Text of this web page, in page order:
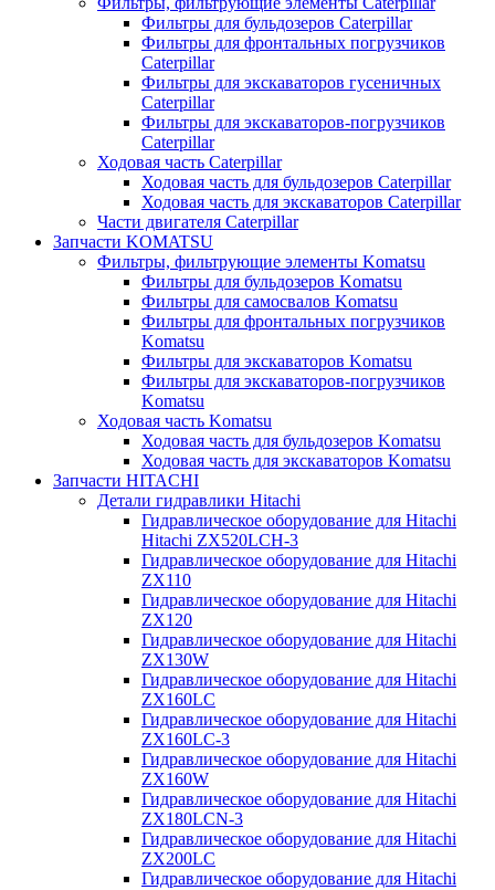
Фильтры для бульдозеров Caterpillar
Фильтры для фронтальных погрузчиков
Caterpillar
Фильтры для экскаваторов гусеничных
Caterpillar
Фильтры для экскаваторов-погрузчиков
Caterpillar
Ходовая часть Caterpillar
Ходовая часть для бульдозеров Caterpillar
Ходовая часть для экскаваторов Caterpillar
Части двигателя Caterpillar
Запчасти KOMATSU
Фильтры, фильтрующие элементы Komatsu
Фильтры для бульдозеров Komatsu
Фильтры для самосвалов Komatsu
Фильтры для фронтальных погрузчиков
Komatsu
Фильтры для экскаваторов Komatsu
Фильтры для экскаваторов-погрузчиков
Komatsu
Ходовая часть Komatsu
Ходовая часть для бульдозеров Komatsu
Ходовая часть для экскаваторов Komatsu
Запчасти HITACHI
Детали гидравлики Hitachi
Гидравлическое оборудование для Hitachi
Hitachi ZX520LCH-3
Гидравлическое оборудование для Hitachi
ZX110
Гидравлическое оборудование для Hitachi
ZX120
Гидравлическое оборудование для Hitachi
ZX130W
Гидравлическое оборудование для Hitachi
ZX160LC
Гидравлическое оборудование для Hitachi
ZX160LC-3
Гидравлическое оборудование для Hitachi
ZX160W
Гидравлическое оборудование для Hitachi
ZX180LCN-3
Гидравлическое оборудование для Hitachi
ZX200LC
Гидравлическое оборудование для Hitachi